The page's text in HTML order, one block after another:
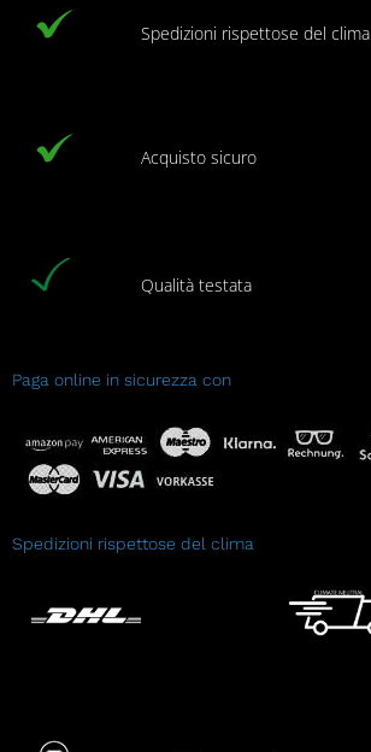
Spedizioni rispettose del clima
Acquisto sicuro
Qualità testata
Paga online in sicurezza con
Spedizioni rispettose del clima